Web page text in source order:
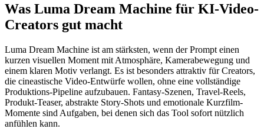
Was Luma Dream Machine für KI-Video-
Creators gut macht
Luma Dream Machine ist am stärksten, wenn der Prompt einen
kurzen visuellen Moment mit Atmosphäre, Kamerabewegung und
einem klaren Motiv verlangt. Es ist besonders attraktiv für Creators,
die cineastische Video-Entwürfe wollen, ohne eine vollständige
Produktions-Pipeline aufzubauen. Fantasy-Szenen, Travel-Reels,
Produkt-Teaser, abstrakte Story-Shots und emotionale Kurzfilm-
Momente sind Aufgaben, bei denen sich das Tool sofort nützlich
anfühlen kann.